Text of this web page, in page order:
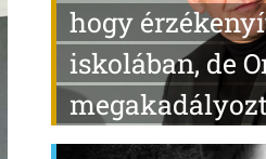
hogy
iskolában, de